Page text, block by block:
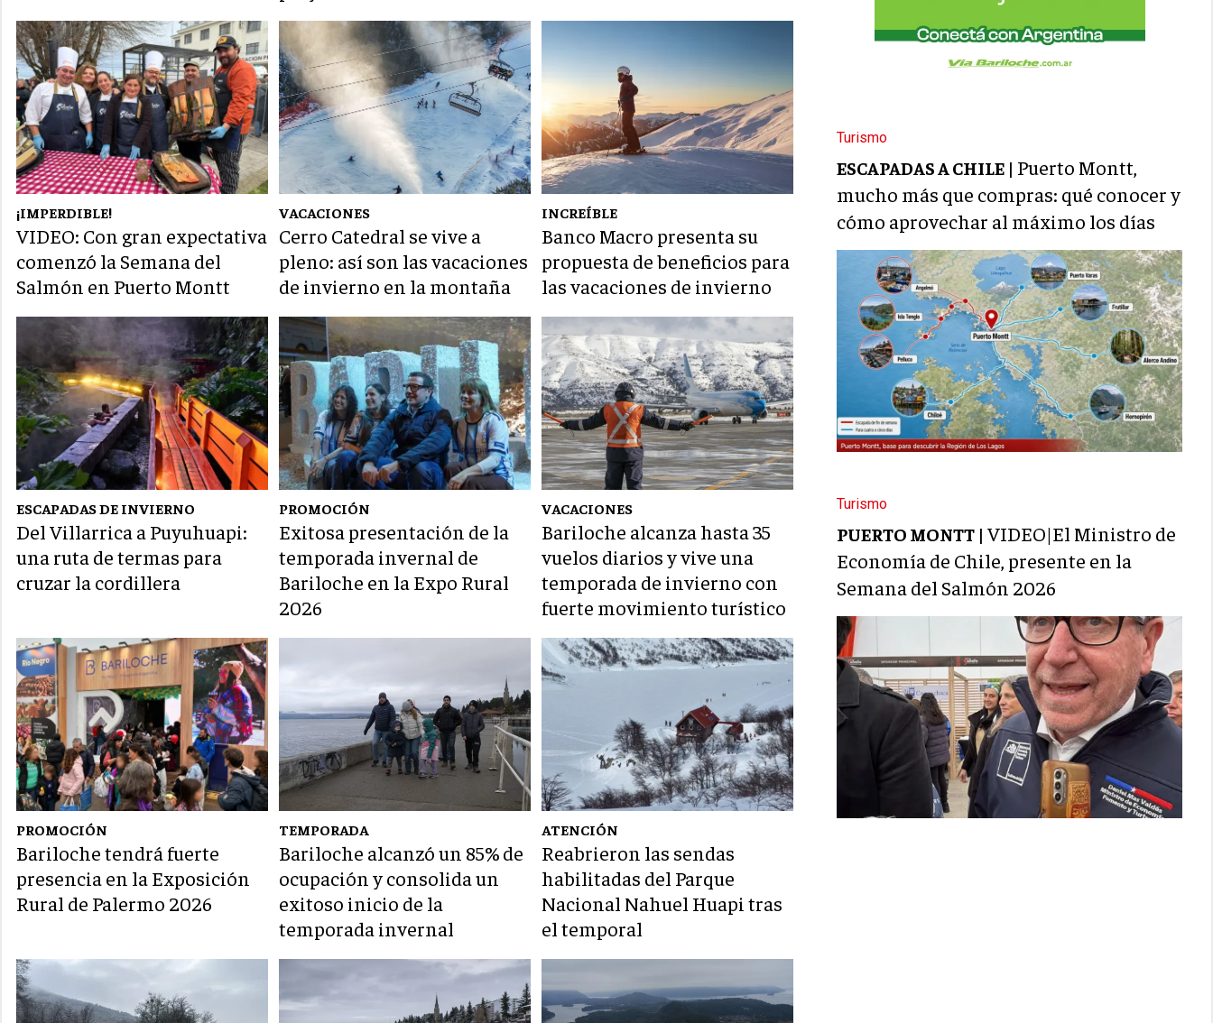
¡IMPERDIBLE!
VIDEO: Con gran expectativa
comenzó la Semana del
Salmón en Puerto Montt
VACACIONES
Cerro Catedral se vive a
pleno: así son las vacaciones
de invierno en la montaña
INCREÍBLE
Banco Macro presenta su
propuesta de beneficios para
las vacaciones de invierno
ESCAPADAS DE INVIERNO
Del Villarrica a Puyuhuapi:
una ruta de termas para
cruzar la cordillera
PROMOCIÓN
Exitosa presentación de la
temporada invernal de
Bariloche en la Expo Rural
2026
VACACIONES
Bariloche alcanza hasta 35
vuelos diarios y vive una
temporada de invierno con
fuerte movimiento turístico
PROMOCIÓN
Bariloche tendrá fuerte
presencia en la Exposición
Rural de Palermo 2026
TEMPORADA
Bariloche alcanzó un 85% de
ocupación y consolida un
exitoso inicio de la
temporada invernal
ATENCIÓN
Reabrieron las sendas
habilitadas del Parque
Nacional Nahuel Huapi tras
el temporal
Turismo
ESCAPADAS A CHILE | Puerto Montt,
mucho más que compras: qué conocer y
cómo aprovechar al máximo los días
Turismo
PUERTO MONTT |VIDEO|El Ministro de
Economía de Chile, presente en la
Semana del Salmón 2026